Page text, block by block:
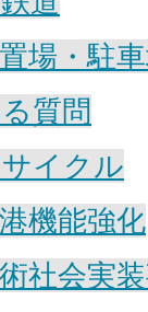
場・駐
質問
イクル
機能強化
社会実